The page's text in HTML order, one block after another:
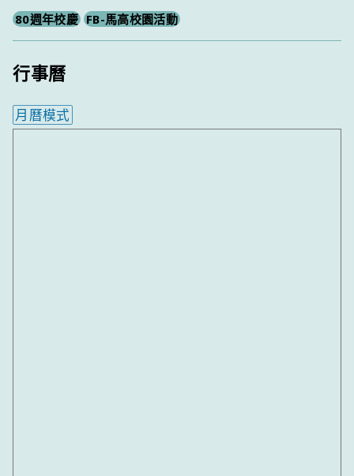
80週年校慶 FB-馬高校園活動
行事曆
月曆模式